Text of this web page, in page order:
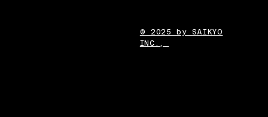
© 2025 by SAIKYO
INC.,